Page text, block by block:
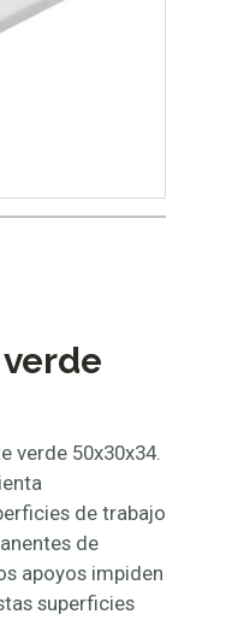
verde 50x30x34.
de trabajo
de
apoyos impiden
superficies